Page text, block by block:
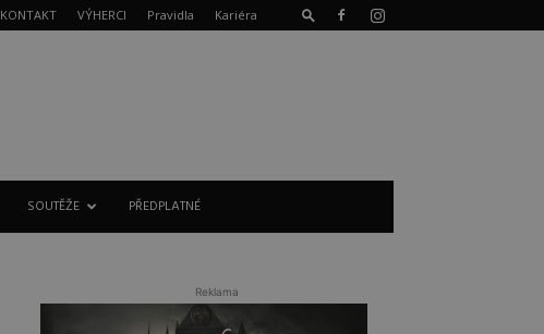
KONTAKT VÝHERCI Pravidla Kariéra
SOUTĚŽE PŘEDPLATNÉ
Reklama